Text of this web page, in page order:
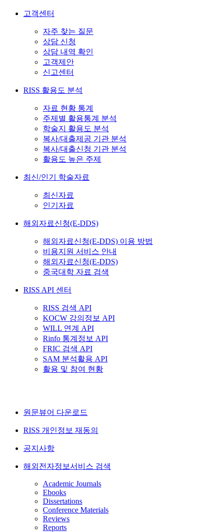
고객센터
자주 찾는 질문
상담 신청
상담 내역 확인
고객제안
신고센터
RISS 활용도 분석
자료 현황 통계
주제별 활용통계 분석
학술지 활용도 분석
복사/대출제공 기관 분석
복사/대출신청 기관 분석
활용도 높은 주제
최신/인기 학술자료
최신자료
인기자료
해외자료신청(E-DDS)
해외자료신청(E-DDS) 이용 방법
비용지원 서비스 안내
해외자료신청(E-DDS)
중국대학 자료 검색
RISS API 센터
RISS 검색 API
KOCW 강의정보 API
WILL 연계 API
Rinfo 통계정보 API
FRIC 검색 API
SAM 분석활용 API
활용 및 참여 현황
원문뷰어 다운로드
RISS 개인정보 재동의
공지사항
해외전자정보서비스 검색
Academic Journals
Ebooks
Dissertations
Conference Materials
Reviews
Reports